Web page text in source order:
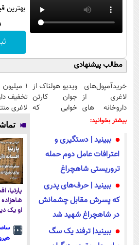
بهترین
مطالب پیشنهادی
خریدآمپول‌های
لاغری از
داروخانه های
اطرافت، ارسال
پک یخ!
ویدیو هولناک از
جوان کارتن
خوابی که
۱
تخفیف
لاغری
داروخانه
نزدیکت
بیشتر بخوانید:
ببینید | دستگیری و
اعترافات عامل دوم حمله
تروریستی شاهچراغ
ببینید | حرف‌های پدری
که پسرش مقابل چشمانش
در شاهچراغ شهید شد
ببینید| ترفند یک سگ
پارتیا،
او یک